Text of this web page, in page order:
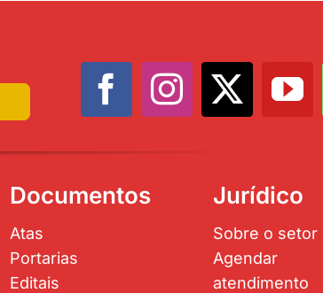
Documentos
Atas
Portarias
Editais
Jurídico
Sobre o setor
Agendar
atendimento